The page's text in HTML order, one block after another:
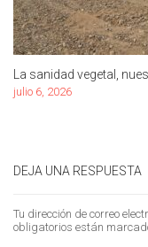
La sanidad vegetal,
julio 6, 2026
DEJA UNA RESPUESTA
Tu dirección de correo
obligatorios están